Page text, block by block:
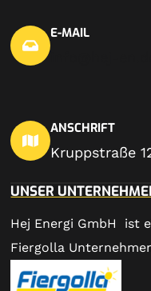
E-MAIL
ANSCHRIFT
Kruppstraße
UNSER
Hej Energi GmbH ist
Fiergolla